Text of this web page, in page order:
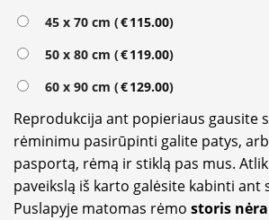
45 x 70 cm (€115.00)
50 x 80 cm (€119.00)
60 x 90 cm (€129.00)
Reprodukcija ant popieriaus gausite
rėminimu pasirūpinti galite patys,
pasportą, rėmą ir stiklą pas mus.
paveikslą iš karto galėsite kabinti ant
Puslapyje matomas rėmo storis